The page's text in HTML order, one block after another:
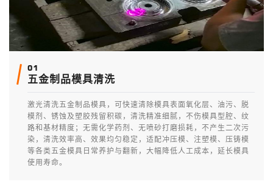
01
五金制品模具清洗
激光清洗五金制品模具，可快速清除模具表面氧化层、油污、脱
模剂、锈蚀及塑胶残留积碳，清洗精准细腻，不伤模具型腔、纹
路和基材精度；无需化学药剂、无喷砂打磨损耗，不产生二次污
染，清洗效率高、效果均匀稳定，适配冲压模、注塑模、压铸模
等各类五金模具日常养护与翻新，大幅降低人工成本，延长模具
使用寿命。